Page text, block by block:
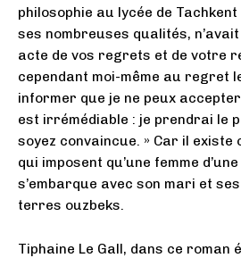
philosophie au lycée de
ses nombreuses qualités,
acte de vos regrets et de votre
cependant moi-même au regret
informer que je ne peux
est irrémédiable : je prendrai le
soyez convaincue. » Car il
qui imposent qu’une femme
s’embarque avec son mari et
terres ouzbeks.
Tiphaine Le Gall, dans ce